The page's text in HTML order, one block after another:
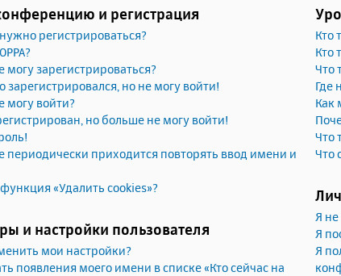
и регистрация
регистрироваться?
могу зарегистрироваться?
зарегистрировался, но не могу войти!
могу войти?
но больше не могу войти!
периодически приходится повторять ввод имени и
«Удалить cookies»?
и настройки пользователя
мои настройки?
появления моего имени в списке «Кто сейчас на
Кто
Кто
Что
Где
Как
Что
Что
Я
Я
Я